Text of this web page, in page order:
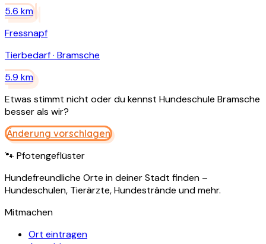
5.6 km
Fressnapf
Tierbedarf· Bramsche
5.9 km
Etwas stimmt nicht oder du kennst Hundeschule Bramsche
besser als wir?
Änderung vorschlagen
🐾 Pfotengeflüster
Hundefreundliche Orte in deiner Stadt finden –
Hundeschulen, Tierärzte, Hundestrände und mehr.
Mitmachen
Ort eintragen